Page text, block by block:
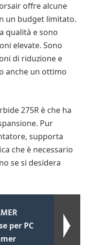
offre alcune
un budget limitato.
qualità e sono
elevate. Sono
di riduzione e
anche un ottimo
275R è che ha
Pur
supporta
che è necessario
se si desidera
per PC